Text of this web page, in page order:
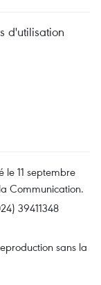
d'utilisation
le 11 septembre
Communication.
39411348
sans la